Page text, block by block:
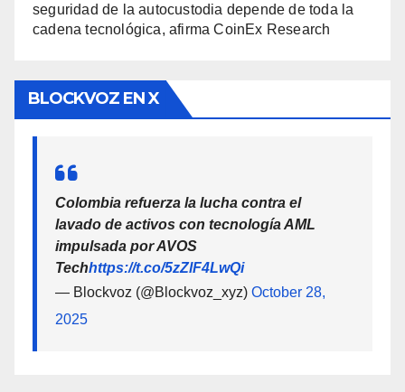
seguridad de la autocustodia depende de toda la
cadena tecnológica, afirma CoinEx Research
BLOCKVOZ EN X
Colombia refuerza la lucha contra el
lavado de activos con tecnología AML
impulsada por AVOS
Techhttps://t.co/5zZlF4LwQi
— Blockvoz (@Blockvoz_xyz) October 28,
2025